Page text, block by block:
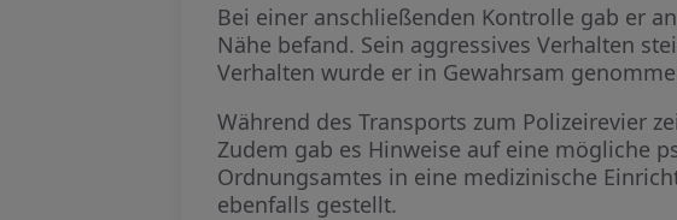
Bei einer anschließenden Kontrolle gab er
Nähe befand. Sein aggressives Verhalten
Verhalten wurde er in Gewahrsam
Während des Transports zum Polizeirevier
Zudem gab es Hinweise auf eine mögliche
Ordnungsamtes in eine medizinische
ebenfalls gestellt.